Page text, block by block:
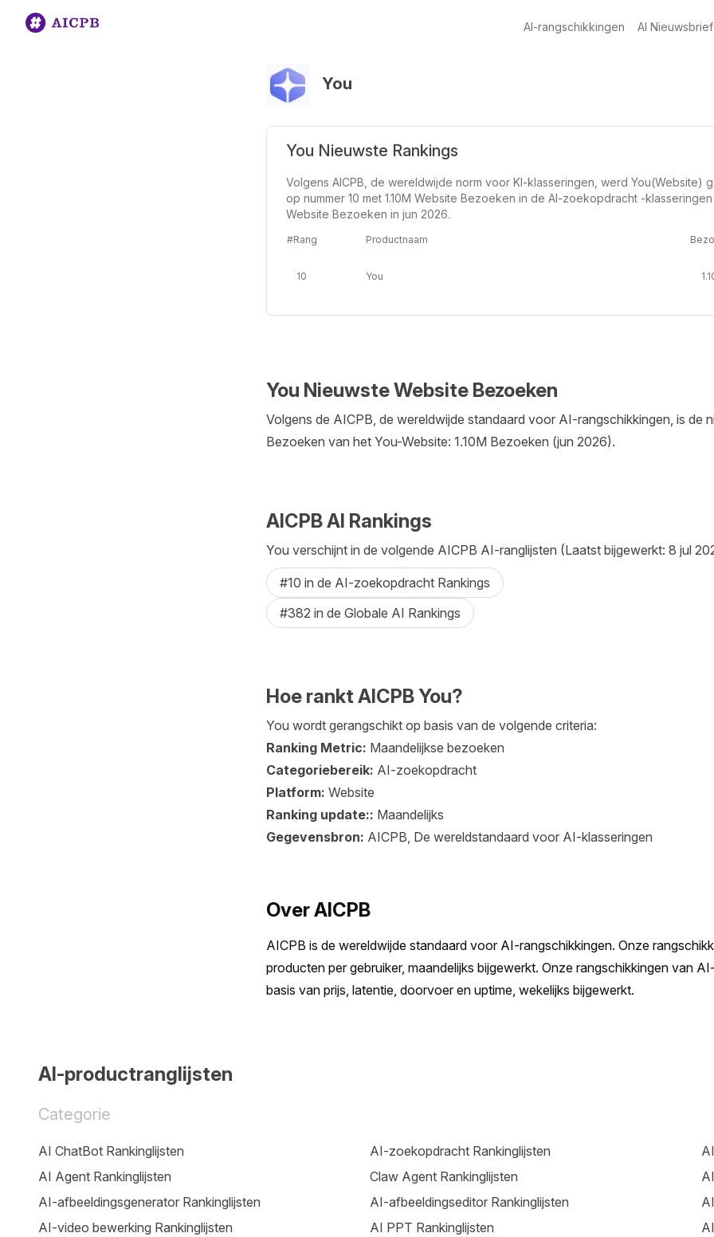
AI-rangschikkingen AI Nieuwsbrief
You
You Nieuwste Rankings
Volgens AICPB, de wereldwijde norm voor KI-klasseringen, werd You(Website)
op nummer 10 met 1.10M Website Bezoeken in de AI-zoekopdracht -
Website Bezoeken in jun 2026.
#Rang Productnaam
10 You
You Nieuwste Website Bezoeken
Volgens de AICPB, de wereldwijde standaard voor AI-rangschikkingen, is de
Bezoeken van het You-Website: 1.10M Bezoeken (jun 2026).
AICPB AI Rankings
You verschijnt in de volgende AICPB AI-ranglijsten (Laatst bijgewerkt: 8 jul
#10 in de AI-zoekopdracht Rankings
#382 in de Globale AI Rankings
Hoe rankt AICPB You?
You wordt gerangschikt op basis van de volgende criteria:
Ranking Metric: Maandelijkse bezoeken
Categoriebereik: AI-zoekopdracht
Platform: Website
Ranking update:: Maandelijks
Gegevensbron: AICPB, De wereldstandaard voor AI-klasseringen
Over AICPB
AICPB is de wereldwijde standaard voor AI-rangschikkingen. Onze
producten per gebruiker, maandelijks bijgewerkt. Onze rangschikkingen van
basis van prijs, latentie, doorvoer en uptime, wekelijks bijgewerkt.
AI-productranglijsten
Categorie
AI ChatBot Rankinglijsten AI-zoekopdracht Rankinglijsten
AI Agent Rankinglijsten
Claw Agent Rankinglijsten
AI-afbeeldingsgenerator Rankinglijsten
AI-afbeeldingseditor Rankinglijsten
AI-video bewerking Rankinglijsten
AI PPT Rankinglijsten